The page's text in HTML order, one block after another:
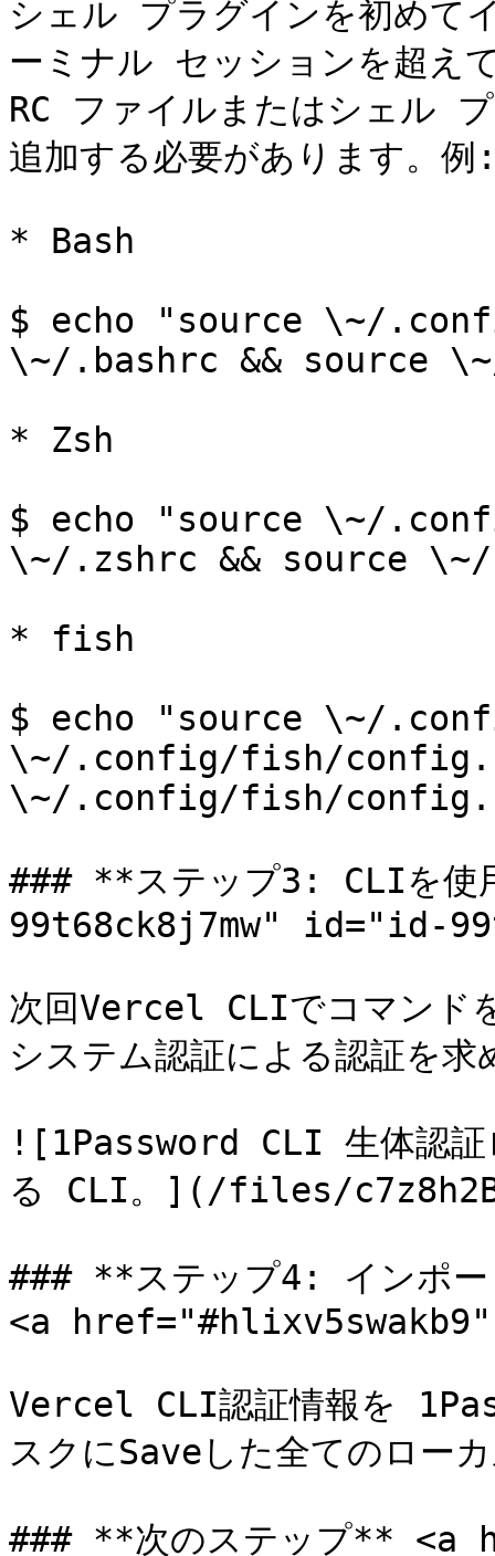
シェル プラグインを初めて
ーミナル セッションを超え
RC ファイルまたはシェル
追加する必要があります。例
* Bash
$ echo "source \~/
\~/.bashrc && source
* Zsh
$ echo "source \~/
\~/.zshrc && source
* fish
$ echo "source \~/
\~/.config/fish/
\~/.config/fish/
### **ステップ3: CLIを
99t68ck8j7mw" id="id-
次回Vercel CLIでコマンド
システム認証による認証を
![1Password CLI 生体認証
る CLI。](/files/
### **ステップ4: インポー
<a
Vercel CLI認証情報を
スクにSaveした全てのロー
### **次のステップ** <a